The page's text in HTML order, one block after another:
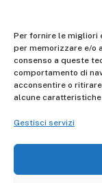
Per fornire le migliori
per memorizzare e/o
consenso a queste
comportamento di
acconsentire o
alcune caratteristiche
Gestisci servizi
Trabattello
Trabattello
D.Lgs. 81/08,